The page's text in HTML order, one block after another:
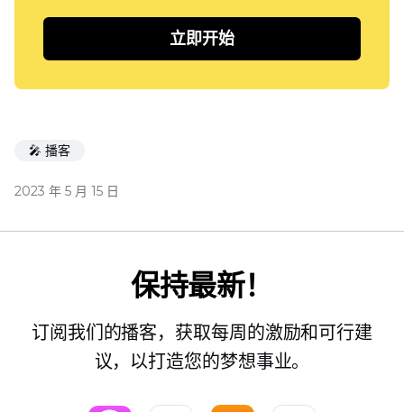
立即开始
🎤 播客
2023 年 5 月 15 日
保持最新！
订阅我们的播客，获取每周的激励和可行建
议，以打造您的梦想事业。